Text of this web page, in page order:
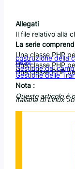
Allegati
Il file relativo alla
La serie
Una classe PHP
costruzione della
base
Una classe PHP
Gestione dei
Una classe PHP
Gestione delle
Nota :
Questo articolo è
italiana di Linux